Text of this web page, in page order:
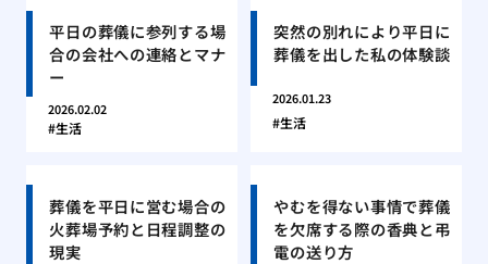
平日の葬儀に参列する場
合の会社への連絡とマナ
ー
2026.02.02
生活
突然の別れにより平日に
葬儀を出した私の体験談
2026.01.23
生活
葬儀を平日に営む場合の
火葬場予約と日程調整の
現実
やむを得ない事情で葬儀
を欠席する際の香典と弔
電の送り方